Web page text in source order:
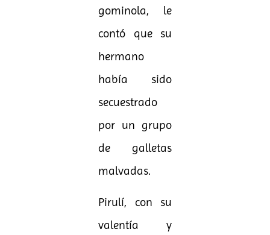
gominola, le
contó que su
hermano
había sido
secuestrado
por un grupo
de galletas
malvadas.
Pirulí, con su
valentía y